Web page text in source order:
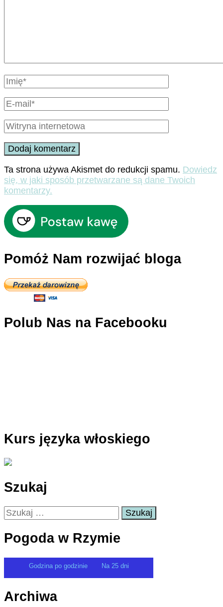
Ta strona używa Akismet do redukcji spamu. Dowiedz
się, w jaki sposób przetwarzane są dane Twoich
komentarzy.
Pomóż Nam rozwijać bloga
Polub Nas na Facebooku
Kurs języka włoskiego
Szukaj
Szukaj:
Pogoda w Rzymie
Godzina po godzinie Na 25 dni
Archiwa